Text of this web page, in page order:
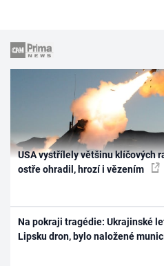
USA vystřílely většinu klíčových
ostře ohradil, hrozí i vězením
Na pokraji tragédie: Ukrajinské
Lipsku dron, bylo naložené